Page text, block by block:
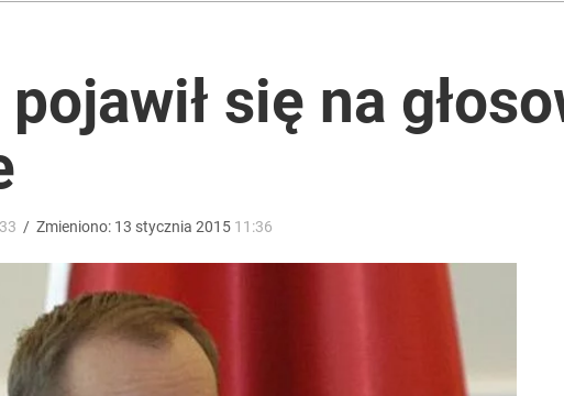
Szykuje się kolejne głośne odejście z PiS
co musi zrobić Nawrocki w sprawie TK
Polacy o przywróceniu CPN
się na
/ Zmieniono: 13 stycznia 2015 11:36